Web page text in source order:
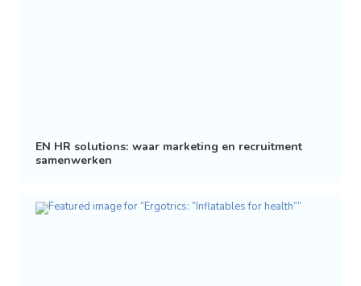
EN HR solutions: waar marketing en recruitment
samenwerken